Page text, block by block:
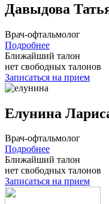
Давыдова
Врач-офтальмолог
Подробнее
Ближайший талон
нет свободных талонов
Записаться на прием
Елунина
Врач-офтальмолог
Подробнее
Ближайший талон
нет свободных талонов
Записаться на прием